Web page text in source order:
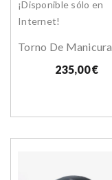
¡Disponible sólo en
Internet!
235,00 €